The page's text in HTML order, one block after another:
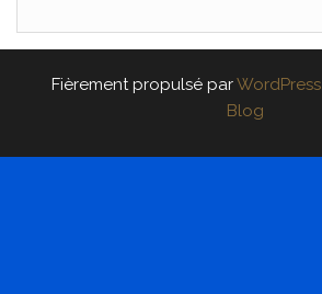
Fièrement propulsé parWordPress
Blog